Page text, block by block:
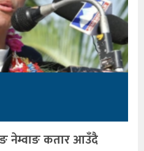
नेम्वाङ कतार आउँदै